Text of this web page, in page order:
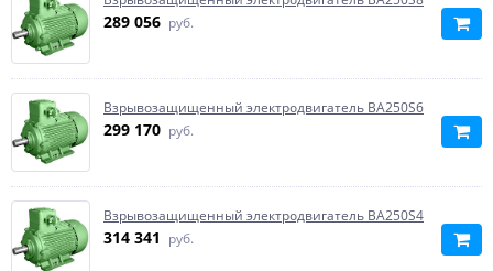
289 056 руб.
Взрывозащищенный электродвигатель BA250S6
299 170 руб.
Взрывозащищенный электродвигатель BA250S4
314 341 руб.